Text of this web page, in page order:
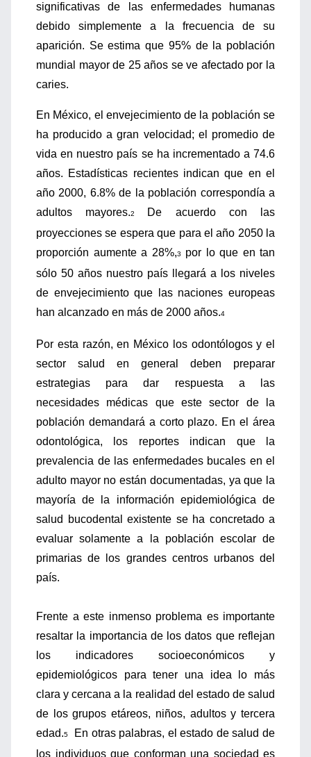
significativas de las enfermedades humanas
debido simplemente a la frecuencia de su
aparición. Se estima que 95% de la población
mundial mayor de 25 años se ve afectado por la
caries.
En México, el envejecimiento de la población se
ha producido a gran velocidad; el promedio de
vida en nuestro país se ha incrementado a 74.6
años. Estadísticas recientes indican que en el
año 2000, 6.8% de la población correspondía a
adultos mayores.2
De acuerdo con las
proyecciones se espera que para el año 2050 la
proporción aumente a 28%,3
por lo que en tan
sólo 50 años nuestro país llegará a los niveles
de envejecimiento que las naciones europeas
han alcanzado en más de 2000 años.4
Por esta razón, en México los odontólogos y el
sector salud en general deben preparar
estrategias para dar respuesta a las
necesidades médicas que este sector de la
población demandará a corto plazo. En el área
odontológica, los reportes indican que la
prevalencia de las enfermedades bucales en el
adulto mayor no están documentadas, ya que la
mayoría de la información epidemiológica de
salud bucodental existente se ha concretado a
evaluar solamente a la población escolar de
primarias de los grandes centros urbanos del
país.
Frente a este inmenso problema es importante
resaltar la importancia de los datos que reflejan
los indicadores socioeconómicos y
epidemiológicos para tener una idea lo más
clara y cercana a la realidad del estado de salud
de los grupos etáreos, niños, adultos y tercera
edad.5
En otras palabras, el estado de salud de
los individuos que conforman una sociedad es